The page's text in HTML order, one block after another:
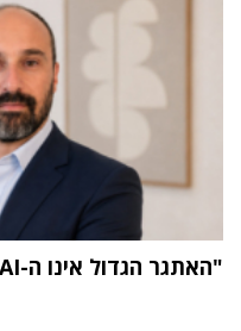
"האתגר הגדול אינו ה-AI אלא הטמעתה בארגון"